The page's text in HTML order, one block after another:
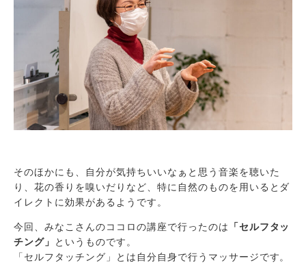
そのほかにも、自分が気持ちいいなぁと思う音楽を聴いた
り、花の香りを嗅いだりなど、特に自然のものを用いるとダ
イレクトに効果があるようです。
今回、みなこさんのココロの講座で行ったのは 「セルフタッ
チング」
というものです。
「セルフタッチング」とは自分自身で行うマッサージです。